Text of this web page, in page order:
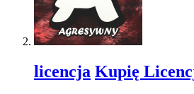
licencja Kupię